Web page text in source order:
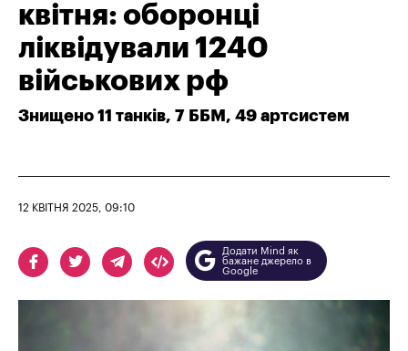
квітня: оборонці
ліквідували 1240
військових рф
Знищено 11 танків, 7 ББМ, 49 артсистем
12 КВІТНЯ 2025, 09:10
Додати Mind як
бажане джерело в
Google